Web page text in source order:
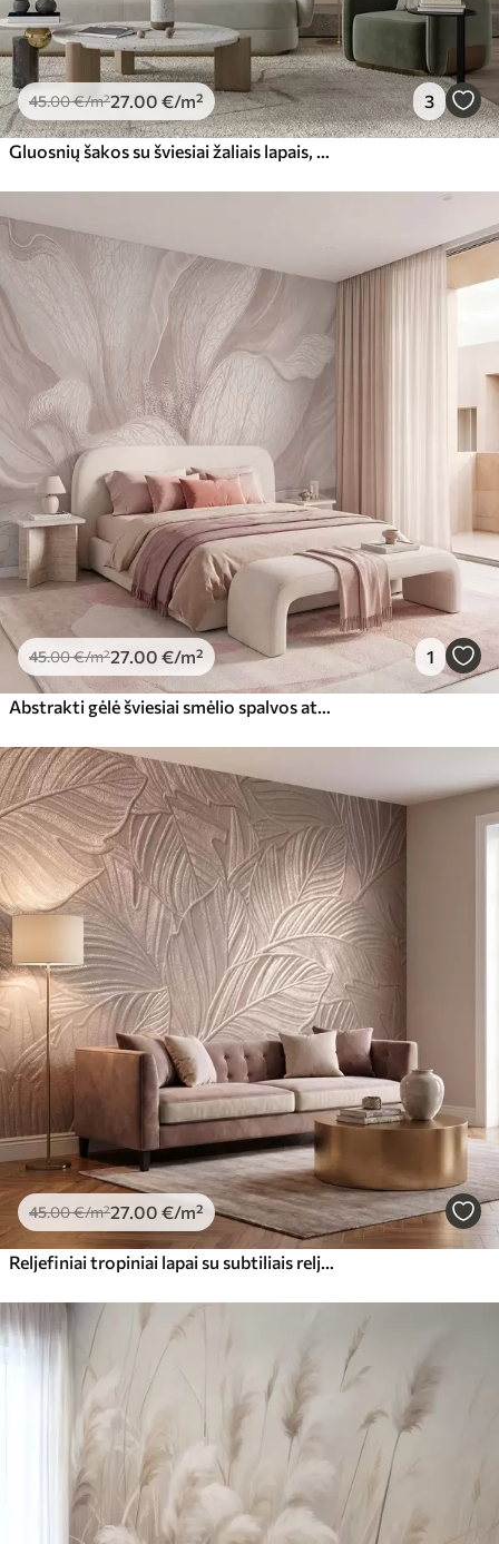
45.00€/m²27 .00 €/m² 3
45.00€/m²27 .00 €/m² 1
45.00€/m²27 .00 €/m²